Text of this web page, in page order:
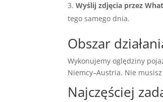
Wyślij zdjęcia przez
tego samego dnia.
Obszar
Wykonujemy oględziny
Niemcy–Austria. Nie
Najczęściej